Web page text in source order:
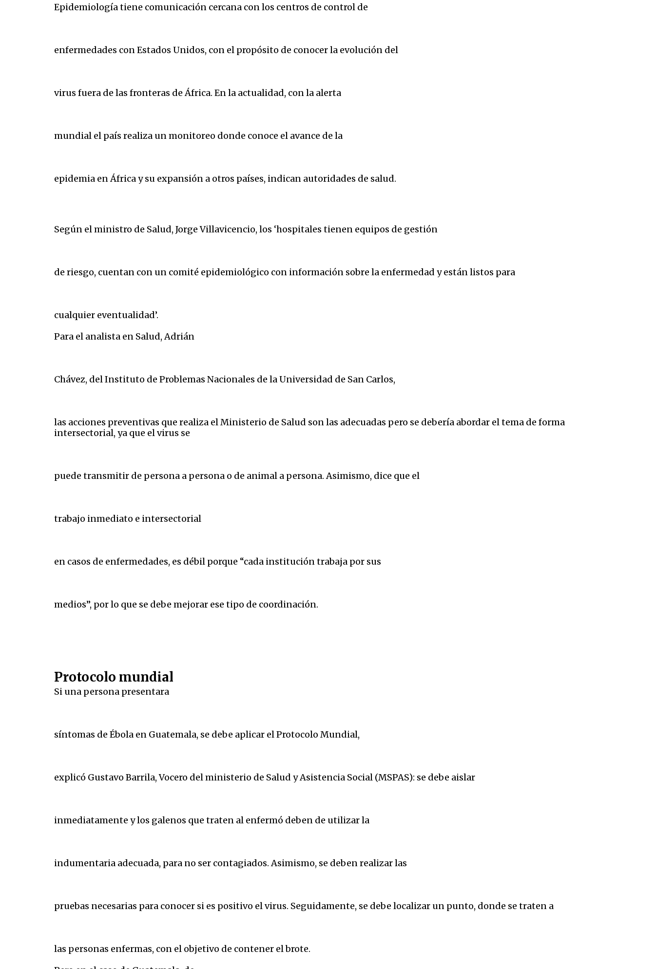
Epidemiología tiene comunicación cercana con los centros de control de
enfermedades con Estados Unidos, con el propósito de conocer la evolución del
virus fuera de las fronteras de África. En la actualidad, con la alerta
mundial el país realiza un monitoreo donde conoce el avance de la
epidemia en África y su expansión a otros países, indican autoridades de salud.
Según el ministro de Salud, Jorge Villavicencio, los ‘hospitales tienen equipos de gestión
de riesgo, cuentan con un comité epidemiológico con información sobre la enfermedad y están listos para
cualquier eventualidad’.
Para el analista en Salud, Adrián
Chávez, del Instituto de Problemas Nacionales de la Universidad de San Carlos,
las acciones preventivas que realiza el Ministerio de Salud son las adecuadas pero se debería abordar el tema de forma
intersectorial, ya que el virus se
puede transmitir de persona a persona o de animal a persona. Asimismo, dice que el
trabajo inmediato e intersectorial
en casos de enfermedades, es débil porque “cada institución trabaja por sus
medios”, por lo que se debe mejorar ese tipo de coordinación.
Protocolo mundial
Si una persona presentara
síntomas de Ébola en Guatemala, se debe aplicar el Protocolo Mundial,
explicó Gustavo Barrila, Vocero del ministerio de Salud y Asistencia Social (MSPAS): se debe aislar
inmediatamente y los galenos que traten al enfermó deben de utilizar la
indumentaria adecuada, para no ser contagiados. Asimismo, se deben realizar las
pruebas necesarias para conocer si es positivo el virus. Seguidamente, se debe localizar un punto, donde se traten a
las personas enfermas, con el objetivo de contener el brote.